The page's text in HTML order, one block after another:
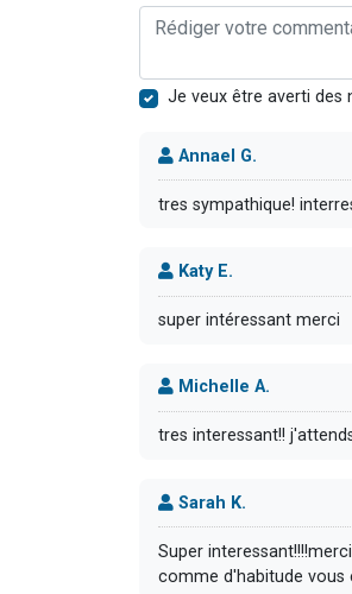
Je veux être averti des
Annael G.
tres sympathique!
Katy E.
super intéressant merci
Michelle A.
tres interessant!!
Sarah K.
Super
comme d'habitude vous